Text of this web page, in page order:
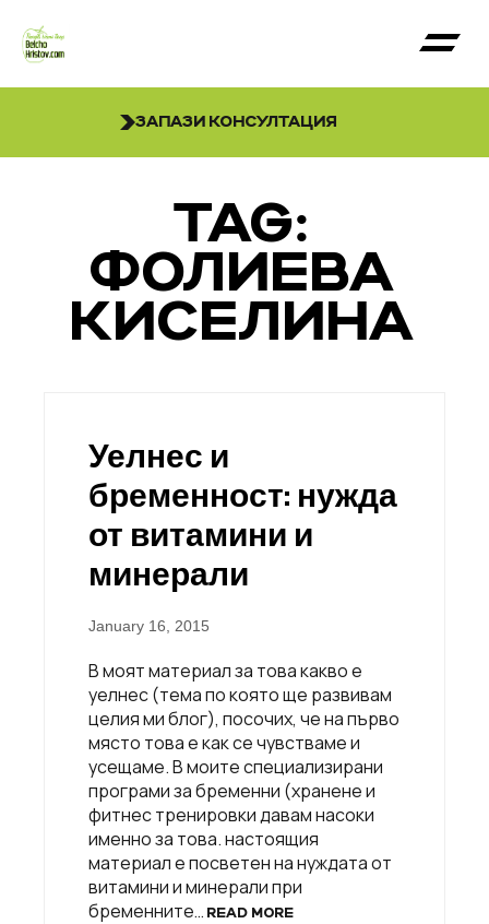
ЗАПАЗИ КОНСУЛТАЦИЯ
TAG:
ФОЛИЕВА
КИСЕЛИНА
Уелнес и
бременност: нужда
от витамини и
минерали
January 16, 2015
В моят материал за това какво е
уелнес (тема по която ще развивам
целия ми блог), посочих, че на първо
място това е как се чувстваме и
усещаме. В моите специализирани
програми за бременни (хранене и
фитнес тренировки давам насоки
именно за това. настоящия
материал е посветен на нуждата от
витамини и минерали при
бременните… READ MORE